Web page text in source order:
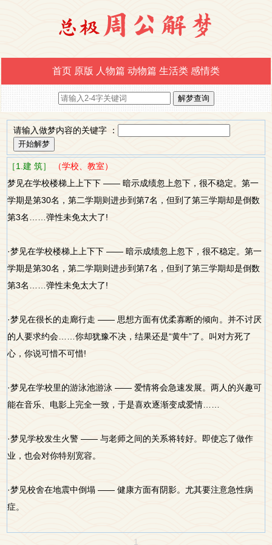
首页 原版 人物篇 动物篇 生活类 感情类
请输入做梦内容的关键字 ：
［1.建 筑］
（学校、教室）
梦见在学校楼梯上上下下 —— 暗示成绩忽上忽下，很不稳定。第一
学期是第30名，第二学期则进步到第7名，但到了第三学期却是倒数
第3名……弹性未免太大了!
·梦见在学校楼梯上上下下 —— 暗示成绩忽上忽下，很不稳定。第一
学期是第30名，第二学期则进步到第7名，但到了第三学期却是倒数
第3名……弹性未免太大了!
·梦见在很长的走廊行走 —— 思想方面有优柔寡断的倾向。并不讨厌
的人要求约会……你却犹豫不决，结果还是“黄牛”了。叫对方死了
心，你说可惜不可惜!
·梦见在学校里的游泳池游泳 —— 爱情将会急速发展。两人的兴趣可
能在音乐、电影上完全一致，于是喜欢逐渐变成爱情……
·梦见学校发生火警 —— 与老师之间的关系将转好。即使忘了做作
业，也会对你特别宽容。
·梦见校舍在地震中倒塌 —— 健康方面有阴影。尤其要注意急性病
症。
1